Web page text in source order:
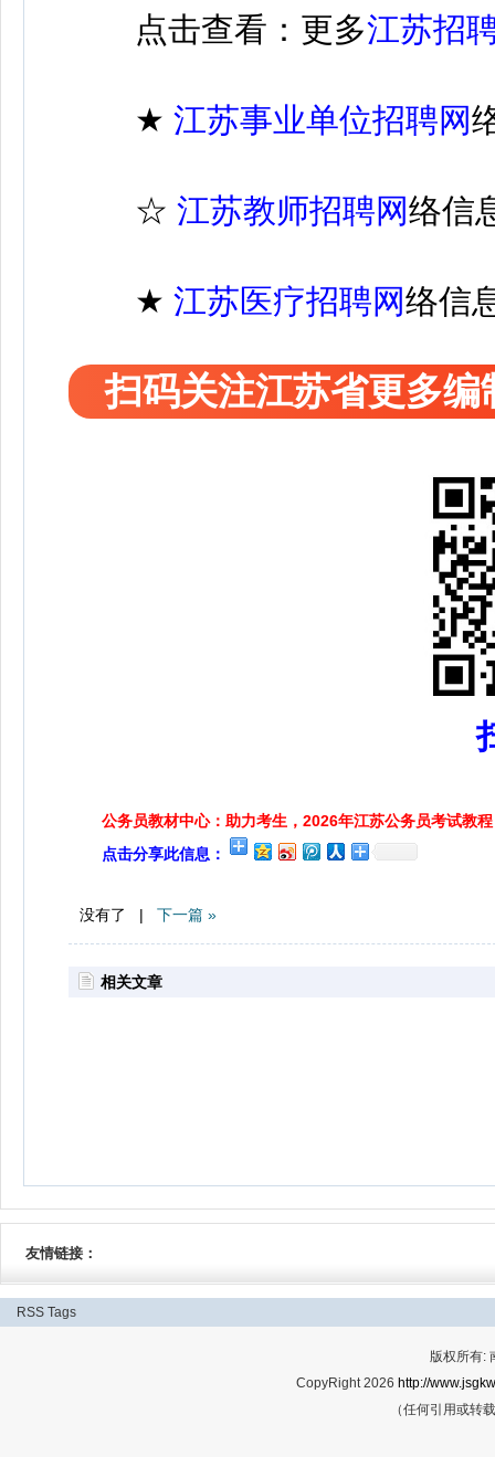
点击查看：更多江苏招
★ 江苏事业单位招聘网
☆ 江苏教师招聘网络信
★ 江苏医疗招聘网络信
扫码关注江苏省更多
公务员教材中心：助力考生，2026年江苏公务员考试教程
点击分享此信息：
没有了 | 下一篇 »
相关文章
友情链接：
RSS Tags
版权所有:
CopyRight 2026 http://
（任何引用或转